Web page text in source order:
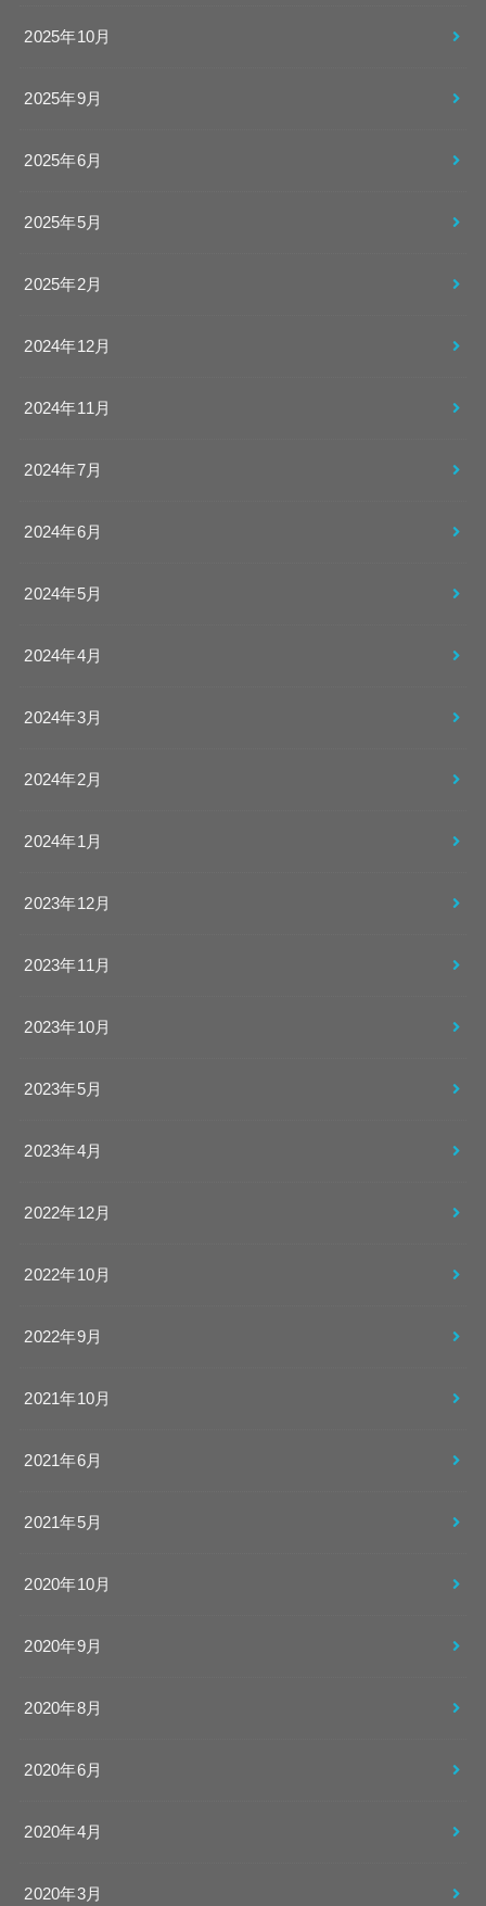
2025年10月
2025年9月
2025年6月
2025年5月
2025年2月
2024年12月
2024年11月
2024年7月
2024年6月
2024年5月
2024年4月
2024年3月
2024年2月
2024年1月
2023年12月
2023年11月
2023年10月
2023年5月
2023年4月
2022年12月
2022年10月
2022年9月
2021年10月
2021年6月
2021年5月
2020年10月
2020年9月
2020年8月
2020年6月
2020年4月
2020年3月